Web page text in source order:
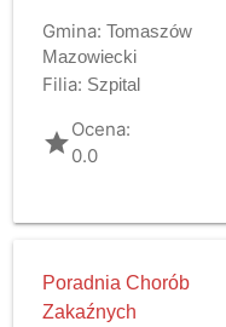
Gmina: Tomaszów
Mazowiecki
Filia: Szpital
gradeOcena:
0.0
Poradnia Chorób
Zakaźnych